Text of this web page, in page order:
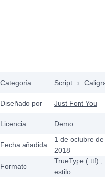
Categoría Script ›
Diseñado por Just Font You
Licencia Demo
Fecha añadida
1 de octubre de
2018
Formato
TrueType (.ttf)
estilo